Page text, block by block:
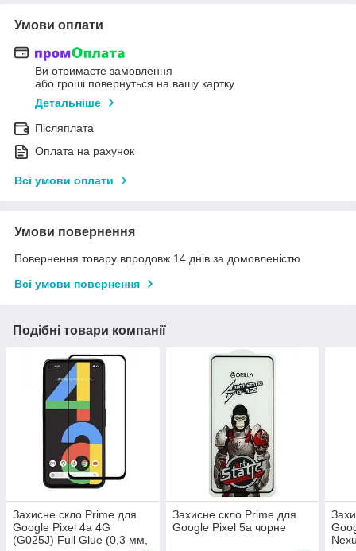
Умови оплати
Ви отримаєте замовлення
або гроші повернуться на вашу картку
Детальніше
Післяплата
Оплата на рахунок
Всі умови оплати
Умови повернення
Повернення товару впродовж 14 днів за домовленістю
Всі умови повернення
Подібні товари компанії
Захисне скло Prime для
Google Pixel 4a 4G
(G025J) Full Glue (0,3 мм,
Захисне скло Prime для
Google Pixel 5a чорне